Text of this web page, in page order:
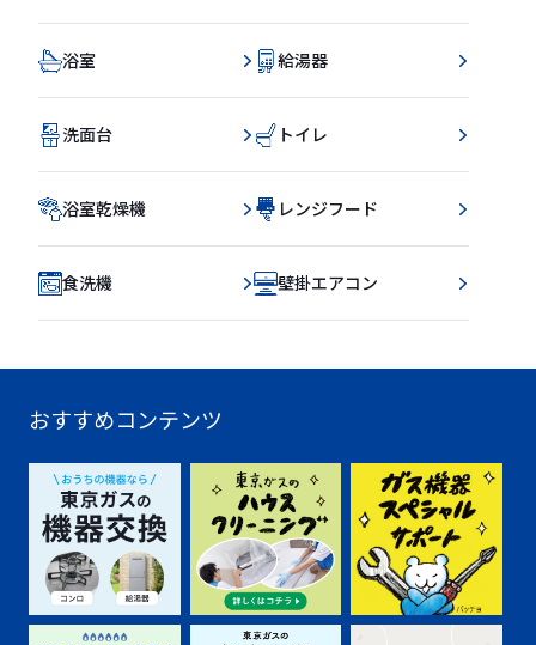
浴室 給湯器
洗面台 トイレ
浴室乾燥機 レンジフード
食洗機 壁掛エアコン
おすすめコンテンツ